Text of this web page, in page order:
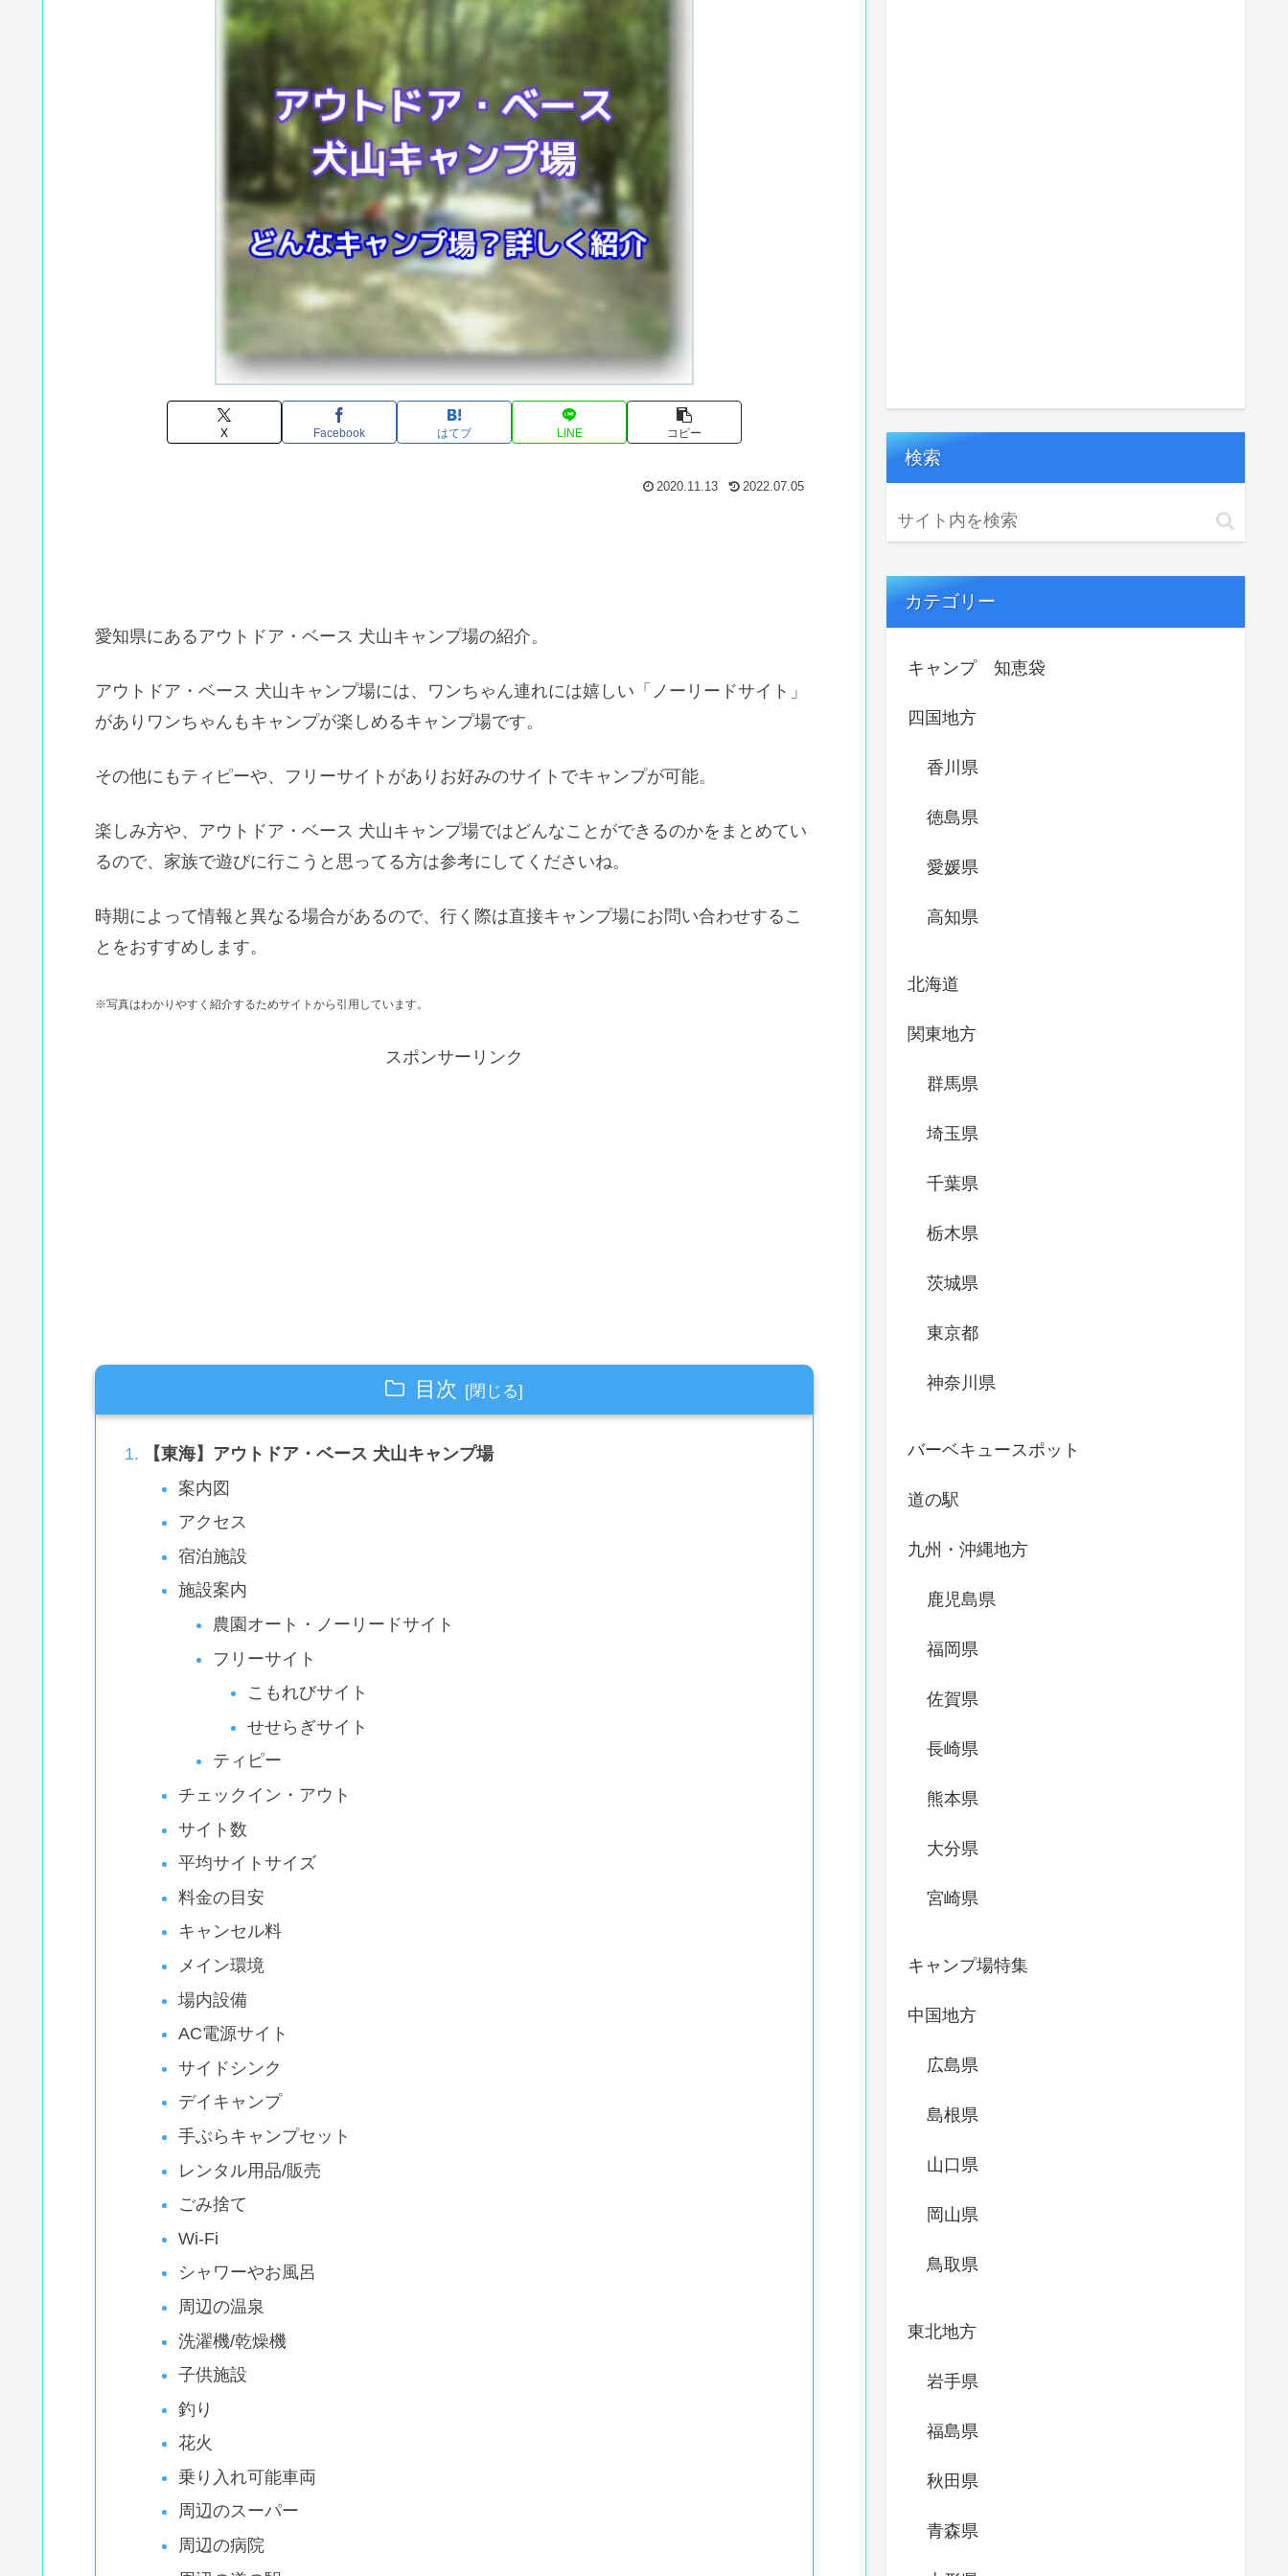
X Facebook はてブ LINE コピー
2020.11.13 2022.07.05
愛知県にあるアウトドア・ベース 犬山キャンプ場の紹介。
アウトドア・ベース 犬山キャンプ場には、ワンちゃん連れには嬉しい「ノーリードサイト」
がありワンちゃんもキャンプが楽しめるキャンプ場です。
その他にもティピーや、フリーサイトがありお好みのサイトでキャンプが可能。
楽しみ方や、アウトドア・ベース 犬山キャンプ場ではどんなことができるのかをまとめてい
るので、家族で遊びに行こうと思ってる方は参考にしてくださいね。
時期によって情報と異なる場合があるので、行く際は直接キャンプ場にお問い合わせするこ
とをおすすめします。
※写真はわかりやすく紹介するためサイトから引用しています。
スポンサーリンク
目次
【東海】アウトドア・ベース 犬山キャンプ場
案内図
アクセス
宿泊施設
施設案内
農園オート・ノーリードサイト
フリーサイト
こもれびサイト
せせらぎサイト
ティピー
チェックイン・アウト
サイト数
平均サイトサイズ
料金の目安
キャンセル料
メイン環境
場内設備
AC電源サイト
サイドシンク
デイキャンプ
手ぶらキャンプセット
レンタル用品/販売
ごみ捨て
Wi-Fi
シャワーやお風呂
周辺の温泉
洗濯機/乾燥機
子供施設
釣り
花火
乗り入れ可能車両
周辺のスーパー
周辺の病院
検索
カテゴリー
キャンプ 知恵袋
四国地方
香川県
徳島県
愛媛県
高知県
北海道
関東地方
群馬県
埼玉県
千葉県
栃木県
茨城県
東京都
神奈川県
バーベキュースポット
道の駅
九州・沖縄地方
鹿児島県
福岡県
佐賀県
長崎県
熊本県
大分県
宮崎県
キャンプ場特集
中国地方
広島県
島根県
山口県
岡山県
鳥取県
東北地方
岩手県
福島県
秋田県
青森県